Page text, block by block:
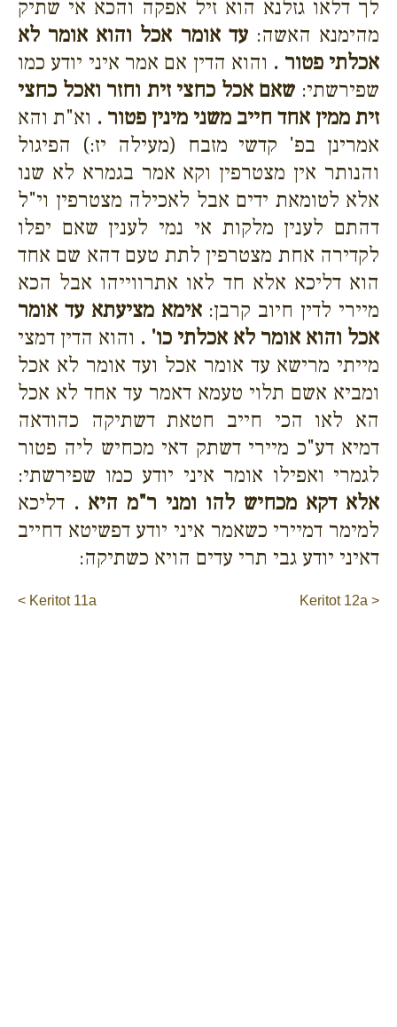
לך דלאו גזלנא הוא זיל אפקה והכא אי שתיק
מהימנא האשה:עד אומר אכל והוא אומר לא
אכלתי פטור . והוא הדין אם אמר איני יודע כמו
שפירשתי: שאם אכל כחצי זית וחזר ואכל כחצי
זית ממין אחד חייב משני מינין פטור . וא"ת והא
אמרינן בפ' קדשי מזבח (מעילה יז:) הפיגול
והנותר אין מצטרפין וקא אמר בגמרא לא שנו
אלא לטומאת ידים אבל לאכילה מצטרפין וי"ל
דהתם לענין מלקות אי נמי לענין שאם יפלו
לקדירה אחת מצטרפין לתת טעם דהא שם אחד
הוא דליכא אלא חד לאו אתרווייהו אבל הכא
מיירי לדין חיוב קרבן:אימא מציעתא עד אומר
אכל והוא אומר לא אכלתי כו' . והוא הדין דמצי
מייתי מרישא עד אומר אכל ועד אומר לא אכל
ומביא אשם תלוי טעמא דאמר עד אחד לא אכל
הא לאו הכי חייב חטאת דשתיקה כהודאה
דמיא דע"כ מיירי דשתק דאי מכחיש ליה פטור
לגמרי ואפילו אומר איני יודע כמו שפירשתי:
אלא דקא מכחיש להו ומני ר"מ היא . דליכא
למימר דמיירי כשאמר איני יודע דפשיטא דחייב
דאיני יודע גבי תרי עדים הויא כשתיקה:
< Keritot 11a Keritot 12a >